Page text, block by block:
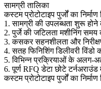
सामग्री तालिका
कस्टम प्रोटोटाइप पुर्जों का
1. सामग्री की उपलब्धता शुरू
2. पुर्जे की जटिलता मशीनिंग
3. कसकर सहनशीलता और
4. सतह फिनिशिंग डिलीवरी
5. विभिन्न प्रक्रियाओं के अलग-
6. पूर्ण RFQ डेटा छोटे
कस्टम प्रोटोटाइप पुर्जों का